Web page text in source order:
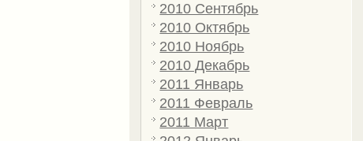
2010 Сентябрь
2010 Октябрь
2010 Ноябрь
2010 Декабрь
2011 Январь
2011 Февраль
2011 Март